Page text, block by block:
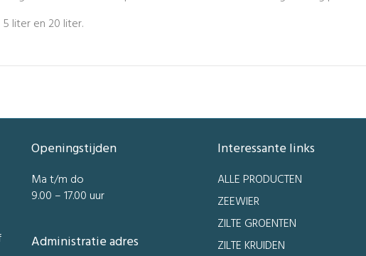
liter en 20 liter.
Openingstijden
Ma t/m do
9.00 – 17.00 uur
Administratie adres
Interessante links
ALLE PRODUCTEN
ZEEWIER
ZILTE GROENTEN
ZILTE KRUIDEN